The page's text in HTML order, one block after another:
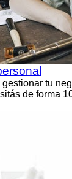
tu
de forma